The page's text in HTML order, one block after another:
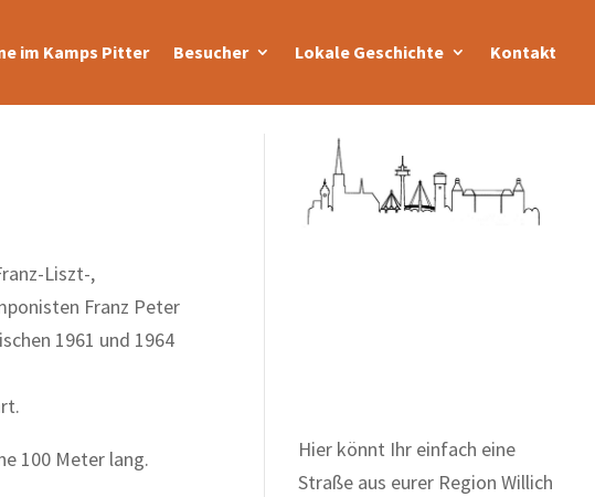
im Kamps Pitter Besucher Lokale Geschichte Kontakt
Liszt-,
Franz Peter
1961 und 1964
100 Meter lang.
Hier könnt Ihr einfach eine
Straße aus eurer Region Willich